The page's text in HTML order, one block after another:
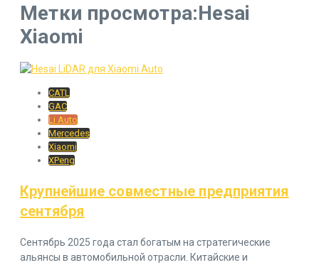
Метки просмотра:Hesai
Xiaomi
CATL
GAC
Li Auto
Mercedes
Xiaomi
XPeng
Крупнейшие совместные предприятия
сентября
Сентябрь 2025 года стал богатым на стратегические
альянсы в автомобильной отрасли. Китайские и